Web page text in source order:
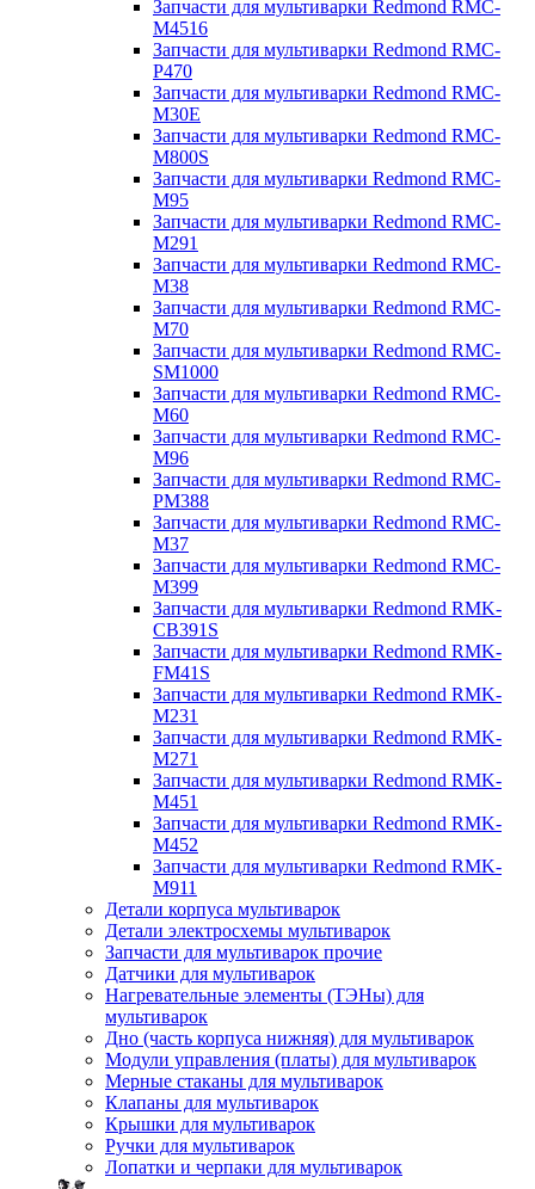
Запчасти для мультиварки Redmond RMC-
M4516
Запчасти для мультиварки Redmond RMC-
P470
Запчасти для мультиварки Redmond RMC-
M30E
Запчасти для мультиварки Redmond RMC-
M800S
Запчасти для мультиварки Redmond RMC-
M95
Запчасти для мультиварки Redmond RMC-
M291
Запчасти для мультиварки Redmond RMC-
M38
Запчасти для мультиварки Redmond RMC-
M70
Запчасти для мультиварки Redmond RMC-
SM1000
Запчасти для мультиварки Redmond RMC-
M60
Запчасти для мультиварки Redmond RMC-
M96
Запчасти для мультиварки Redmond RMC-
PM388
Запчасти для мультиварки Redmond RMC-
M37
Запчасти для мультиварки Redmond RMC-
M399
Запчасти для мультиварки Redmond RMK-
CB391S
Запчасти для мультиварки Redmond RMK-
FM41S
Запчасти для мультиварки Redmond RMK-
M231
Запчасти для мультиварки Redmond RMK-
M271
Запчасти для мультиварки Redmond RMK-
M451
Запчасти для мультиварки Redmond RMK-
M452
Запчасти для мультиварки Redmond RMK-
M911
Детали корпуса мультиварок
Детали электросхемы мультиварок
Запчасти для мультиварок прочие
Датчики для мультиварок
Нагревательные элементы (ТЭНы) для
мультиварок
Дно (часть корпуса нижняя) для мультиварок
Модули управления (платы) для мультиварок
Мерные стаканы для мультиварок
Клапаны для мультиварок
Крышки для мультиварок
Ручки для мультиварок
Лопатки и черпаки для мультиварок